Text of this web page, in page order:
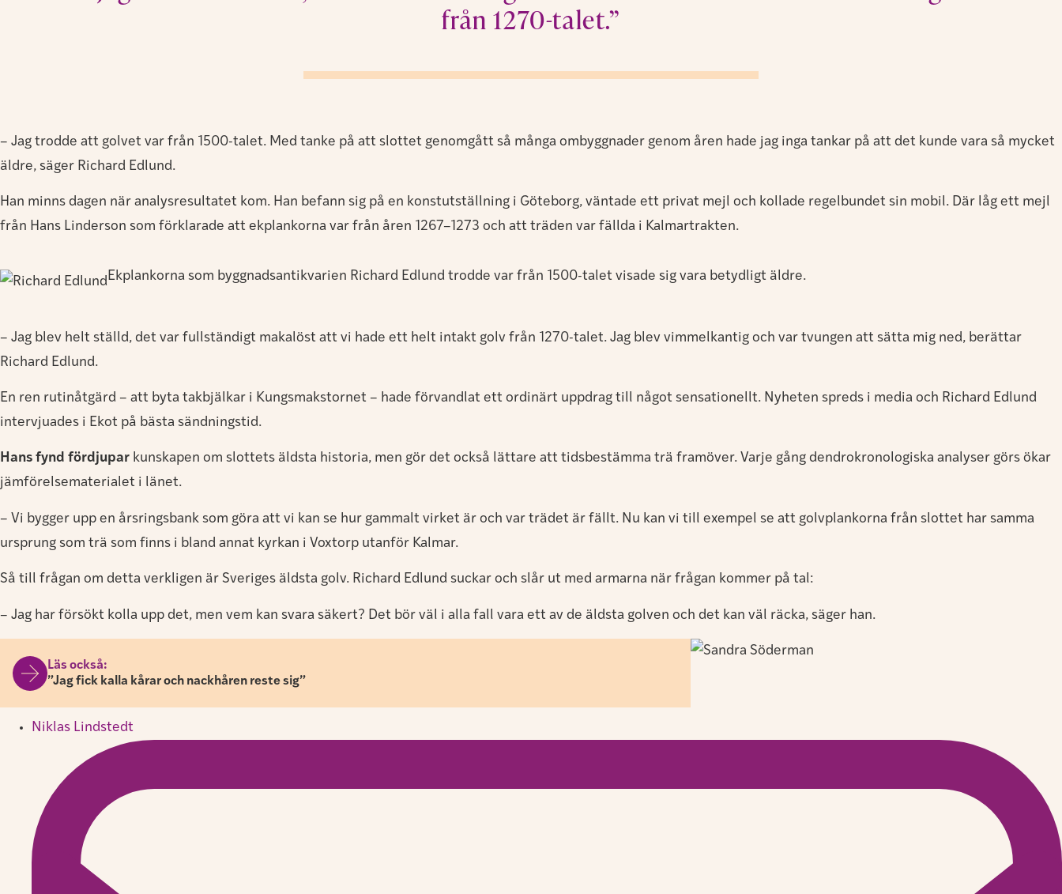
från 1270-talet.”
– Jag trodde att golvet var från 1500-talet. Med tanke på att slottet genomgått så många ombyggnader genom åren hade jag inga tankar på att det kunde vara så mycket
äldre, säger Richard Edlund.
Han minns dagen när analysresultatet kom. Han befann sig på en konstutställning i Göteborg, väntade ett privat mejl och kollade regelbundet sin mobil. Där låg ett mejl
från Hans Linderson som förklarade att ekplankorna var från åren 1267–1273 och att träden var fällda i Kalmartrakten.
Ekplankorna som byggnadsantikvarien Richard Edlund trodde var från 1500-talet visade sig vara betydligt äldre.
– Jag blev helt ställd, det var fullständigt makalöst att vi hade ett helt intakt golv från 1270-talet. Jag blev vimmelkantig och var tvungen att sätta mig ned, berättar
Richard Edlund.
En ren rutinåtgärd – att byta takbjälkar i Kungsmakstornet – hade förvandlat ett ordinärt uppdrag till något sensationellt. Nyheten spreds i media och Richard Edlund
intervjuades i Ekot på bästa sändningstid.
Hans fynd fördjupar kunskapen om slottets äldsta historia, men gör det också lättare att tidsbestämma trä framöver. Varje gång dendrokronologiska analyser görs ökar
jämförelsematerialet i länet.
– Vi bygger upp en årsringsbank som göra att vi kan se hur gammalt virket är och var trädet är fällt. Nu kan vi till exempel se att golvplankorna från slottet har samma
ursprung som trä som finns i bland annat kyrkan i Voxtorp utanför Kalmar.
Så till frågan om detta verkligen är Sveriges äldsta golv. Richard Edlund suckar och slår ut med armarna när frågan kommer på tal:
– Jag har försökt kolla upp det, men vem kan svara säkert? Det bör väl i alla fall vara ett av de äldsta golven och det kan väl räcka, säger han.
Läs också:
”Jag fick kalla kårar och nackhåren reste sig”
Niklas Lindstedt